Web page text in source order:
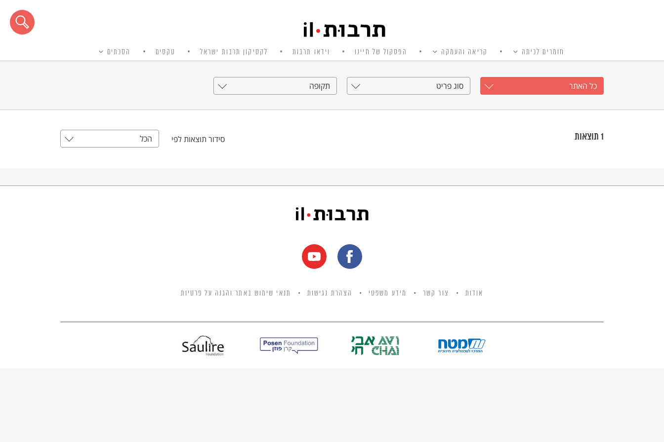
חומרים לכיתה קריאה והעמקה הפסקול של חיינו וידאו תרבות לקסיקון תרבות ישראל טקסים הסכתים
כל האתר סוג פריט תקופה
1 תוצאות סידור תוצאות לפי הכל
אודות צור קשר מידע משפטי הצהרת נגישות תנאי שימוש באתר והגנה על פרטיות